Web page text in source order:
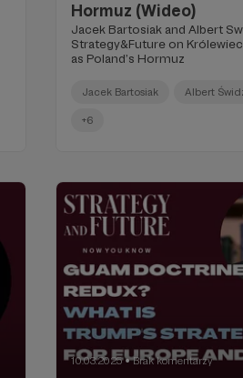
Hormuz (Wideo)
Jacek Bartosiak and Albert
Strategy&Future on
as Poland’s Hormuz
Jacek Bartosiak Albert
+6
10.03.2025 ● Brak komentarzy